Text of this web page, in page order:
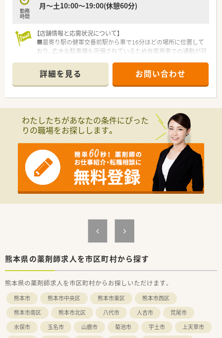
勤務
時間
月～土10:00～19:00(休憩60分)
【店舗情報と応需状況について】
■最寄り駅の健軍交番前駅から車で16分ほどの場所に位置して
おり、広大な駐車場も完備されているため自家用車での通勤が可
■広域医療機関からの処方箋を1日平均5枚から10枚ほど応需し
ており、多種多様な処方内容にじっくりと向き合うことができま
す。
■現在は薬剤師2名体制で運営されており、ショッピングモール
【法人特徴について】
■ドラッグストア事業を主力の一つとして九州全域に展開して
おり、総合スーパーの強みを活かした利便性の高い店舗作りが特
徴です。
■九州内に19店舗の調剤薬局を運営しており、今後もグループ
間の連携を強めることで配属エリアのさらなる拡大が見込まれ
ています。
■DX化を積極的に推進しており、ピッキングサポートや重量監
査機を全店に導入することで業務の効率化と安全性を両立して
【こんな取り組みをしています】
ます。
■育児休業は最大で3年間まで取得することが可能であり、時短
す。
■勤務時間内に受講可能なリテール研修やハピコム研修が充実
しており、働きながら自己研鑽に励むことができる環境を整えて
います。
詳細を見る お問い合わせ
わたしたちがあなたの条件にぴった
りの職場をお探しします。
熊本県の薬剤師求人を市区町村から探す
熊本県の薬剤師求人を市区町村からお探しいただけます。
熊本市 熊本市中央区 熊本市東区
熊本市西区
熊本市南区
熊本市北区 八代市 人吉市
荒尾市
水俣市
玉名市 山鹿市 菊池市 宇土市
上天草市